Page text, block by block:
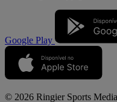
Google Play
© 2026 Ringier Sports